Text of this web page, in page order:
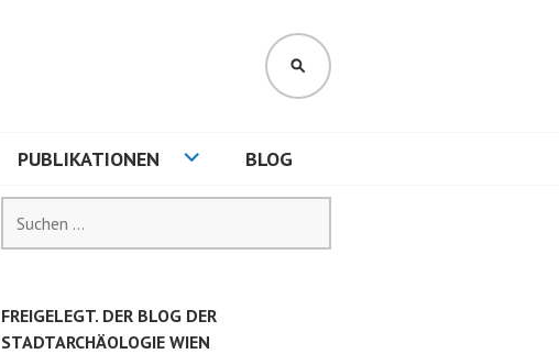
SUCHEN
PUBLIKATIONEN BLOG
nach:
FREIGELEGT. DER BLOG DER
STADTARCHÄOLOGIE WIEN